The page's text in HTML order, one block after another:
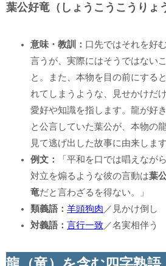
葉公好竜（しょうこうこうりょ
意味・教訓： 口先ではそれを好
言うが、実際にはそうではないこ
と。また、本物を目の前にする
れてしまうような、見せかけだ
愛好や知識を指します。龍が好
と公言していた葉公が、本物の
見て逃げ出した故事に由来します
例文：
「平和を口では唱えながら
対立を煽るような彼の言動は葉
竜だと言わざるを得ない。」
類義語：羊頭狗肉 ／見かけ倒し
対義語：言行一致／名実相伴う